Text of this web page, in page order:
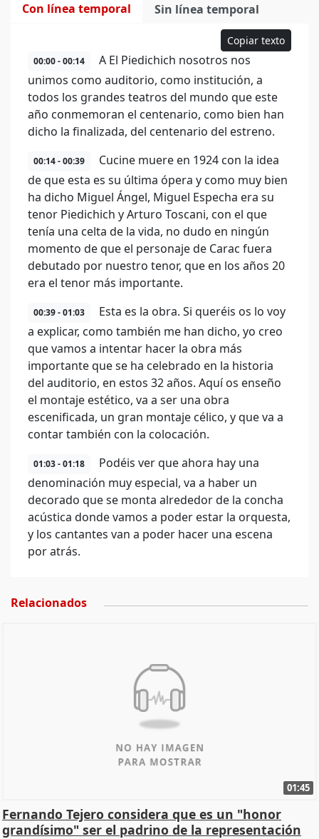
Con línea temporal Sin línea temporal
Copiar texto
00:00 - 00:14
A El Piedichich nosotros nos
unimos como auditorio, como institución, a
todos los grandes teatros del mundo que este
año conmemoran el centenario, como bien han
dicho la finalizada, del centenario del estreno.
00:14 - 00:39
Cucine muere en 1924 con la idea
de que esta es su última ópera y como muy bien
ha dicho Miguel Ángel, Miguel Especha era su
tenor Piedichich y Arturo Toscani, con el que
tenía una celta de la vida, no dudo en ningún
momento de que el personaje de Carac fuera
debutado por nuestro tenor, que en los años 20
era el tenor más importante.
00:39 - 01:03
Esta es la obra. Si queréis os lo voy
a explicar, como también me han dicho, yo creo
que vamos a intentar hacer la obra más
importante que se ha celebrado en la historia
del auditorio, en estos 32 años. Aquí os enseño
el montaje estético, va a ser una obra
escenificada, un gran montaje célico, y que va a
contar también con la colocación.
01:03 - 01:18
Podéis ver que ahora hay una
denominación muy especial, va a haber un
decorado que se monta alrededor de la concha
acústica donde vamos a poder estar la orquesta,
y los cantantes van a poder hacer una escena
por atrás.
Relacionados
01:45
Fernando Tejero considera que es un "honor
grandísimo" ser el padrino de la representación